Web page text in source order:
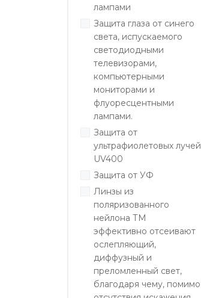
лампами
Защита глаза от синего
света, испускаемого
светодиодными
телевизорами,
компьютерными
мониторами и
флуоресцентными
лампами.
Защита от
ультрафиолетовых лучей
UV400
Защита от УФ
Линзы из
поляризованного
нейлона ТМ
эффективно отсеивают
ослепляющий,
диффузный и
преломленный свет,
благодаря чему, помимо